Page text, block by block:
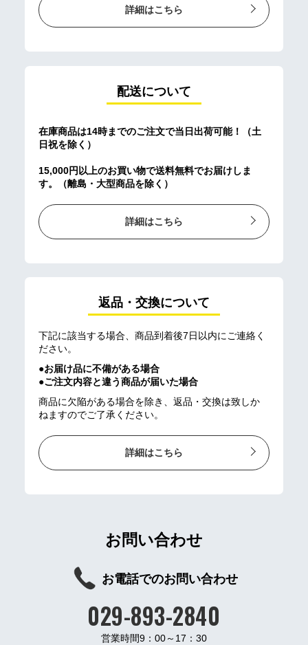
詳細はこちら
配送について
在庫商品は14時までのご注文で当日出荷可能！（土
日祝を除く）
15,000円以上のお買い物で送料無料でお届けしま
す。（離島・大型商品を除く）
詳細はこちら
返品・交換について
下記に該当する場合、商品到着後7日以内にご連絡く
ださい。
●お届け品に不備がある場合
●ご注文内容と違う商品が届いた場合
商品に欠陥がある場合を除き、返品・交換は致しか
ねますのでご了承ください。
詳細はこちら
お問い合わせ
お電話でのお問い合わせ
029-893-2840
営業時間9：00～17：30